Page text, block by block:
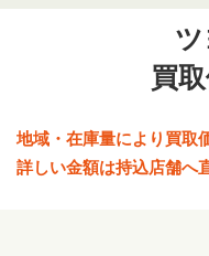
買
地域・在庫量により買取
詳しい金額は持込店舗へ